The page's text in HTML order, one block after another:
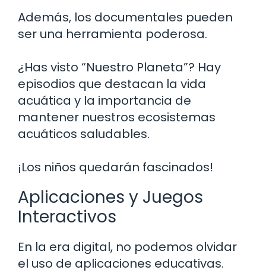
Además, los documentales pueden
ser una herramienta poderosa.
¿Has visto “Nuestro Planeta”? Hay
episodios que destacan la vida
acuática y la importancia de
mantener nuestros ecosistemas
acuáticos saludables.
¡Los niños quedarán fascinados!
Aplicaciones y Juegos
Interactivos
En la era digital, no podemos olvidar
el uso de aplicaciones educativas.